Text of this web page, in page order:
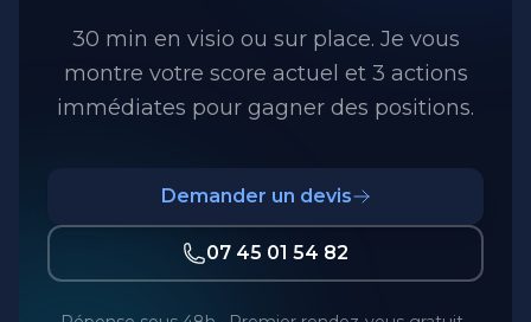
30 min en visio ou sur place. Je vous
montre votre score actuel et 3 actions
immédiates pour gagner des positions.
Demander un devis
07 45 01 54 82